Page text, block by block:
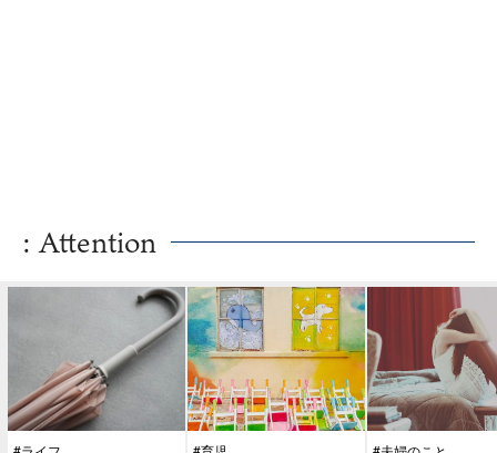
: Attention